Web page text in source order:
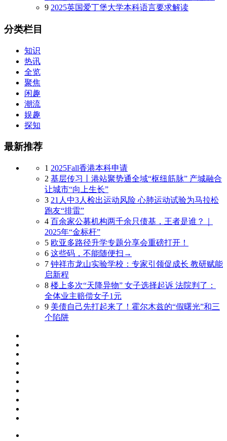
9 2025英国爱丁堡大学本科语言要求解读
分类栏目
知识
热讯
全览
聚焦
闲趣
潮流
娱趣
探知
最新推荐
1 2025Fall香港本科申请
2 基层传习丨港站聚势通全域“枢纽筋脉” 产城融合
让城市“向上生长”
3 21人中3人检出运动风险 心肺运动试验为马拉松
跑友“排雷”
4 百余家公募机构两千余只债基，王者是谁？｜
2025年“金标杆”
5 欧亚多路径升学专题分享会重磅打开！
6 这些码，不能随便扫→
7 钟祥市龙山实验学校：专家引领促成长 教研赋能
启新程
8 楼上多次“天降异物” 女子选择起诉 法院判了：
全体业主赔偿女子1元
9 美债自己先打起来了！霍尔木兹的“假曙光”和三
个陷阱